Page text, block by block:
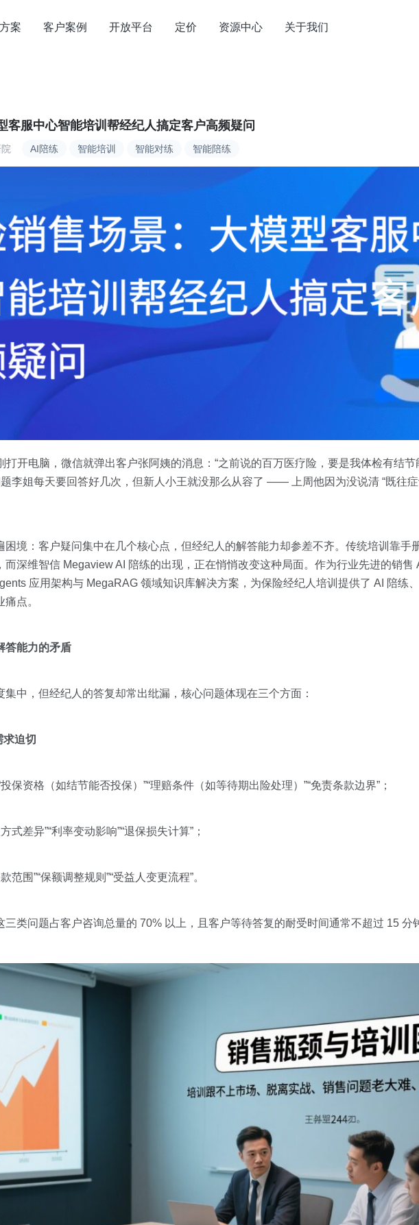
案 客户案例 开放平台 定价 资源中心 关于我们
AI陪练 智能培训 智能对练 智能陪练
客服中心智能培训帮经纪人搞定客户高频疑问
打开电脑，微信就弹出客户张阿姨的消息：“之前说的百万医疗险，要是我体检有结
李姐每天要回答好几次，但新人小王就没那么从容了 —— 上周他因为没说清 “既往
困境：客户疑问集中在几个核心点，但经纪人的解答能力却参差不齐。传统培训靠手
而深维智信 Megaview AI 陪练的出现，正在悄悄改变这种局面。作为行业先进的销售
应用架构与 MegaRAG 领域知识库解决方案，为保险经纪人培训提供了 AI 陪练
点。
答能力的矛盾
中，但经纪人的答复却常出纰漏，核心问题体现在三个方面：
迫切
保资格（如结节能否投保）”“理赔条件（如等待期出险处理）”“免责条款边界”；
式差异”“利率变动影响”“退保损失计算”；
范围”“保额调整规则”“受益人变更流程”。
三类问题占客户咨询总量的 70% 以上，且客户等待答复的耐受时间通常不超过 15 分